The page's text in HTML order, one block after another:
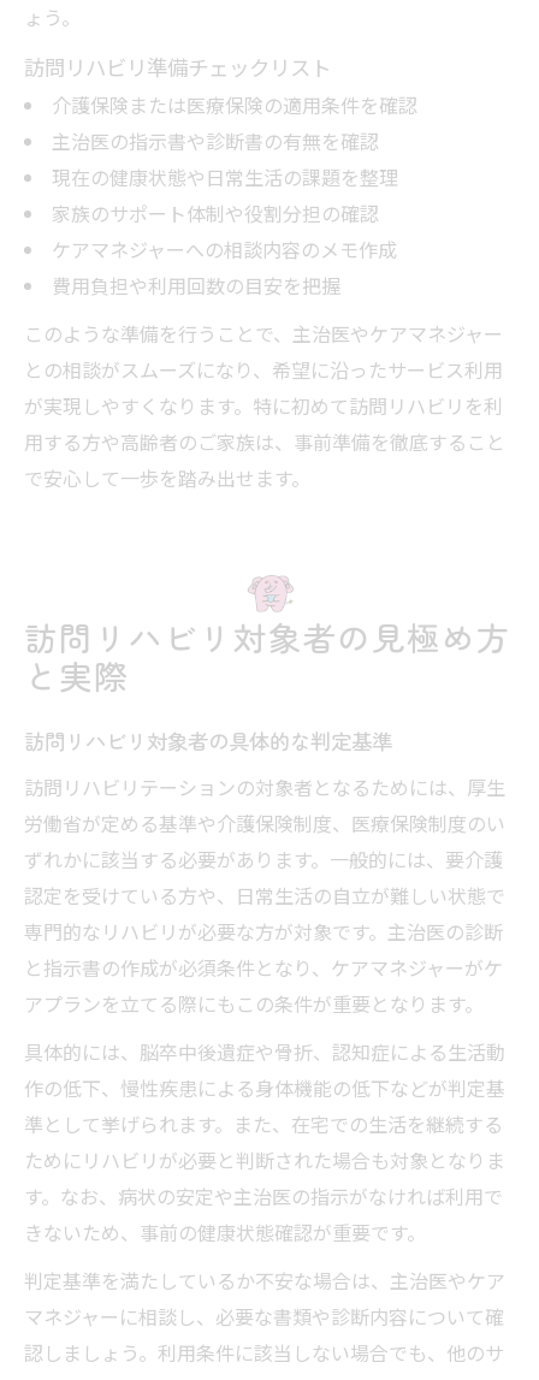
ょう。
訪問リハビリ準備チェックリスト
介護保険または医療保険の適用条件を確認
主治医の指示書や診断書の有無を確認
現在の健康状態や日常生活の課題を整理
家族のサポート体制や役割分担の確認
ケアマネジャーへの相談内容のメモ作成
費用負担や利用回数の目安を把握
このような準備を行うことで、主治医やケアマネジャー
との相談がスムーズになり、希望に沿ったサービス利用
が実現しやすくなります。特に初めて訪問リハビリを利
用する方や高齢者のご家族は、事前準備を徹底すること
で安心して一歩を踏み出せます。
訪問リハビリ対象者の見極め方
と実際
訪問リハビリ対象者の具体的な判定基準
訪問リハビリテーションの対象者となるためには、厚生
労働省が定める基準や介護保険制度、医療保険制度のい
ずれかに該当する必要があります。一般的には、要介護
認定を受けている方や、日常生活の自立が難しい状態で
専門的なリハビリが必要な方が対象です。主治医の診断
と指示書の作成が必須条件となり、ケアマネジャーがケ
アプランを立てる際にもこの条件が重要となります。
具体的には、脳卒中後遺症や骨折、認知症による生活動
作の低下、慢性疾患による身体機能の低下などが判定基
準として挙げられます。また、在宅での生活を継続する
ためにリハビリが必要と判断された場合も対象となりま
す。なお、病状の安定や主治医の指示がなければ利用で
きないため、事前の健康状態確認が重要です。
判定基準を満たしているか不安な場合は、主治医やケア
マネジャーに相談し、必要な書類や診断内容について確
認しましょう。利用条件に該当しない場合でも、他のサ